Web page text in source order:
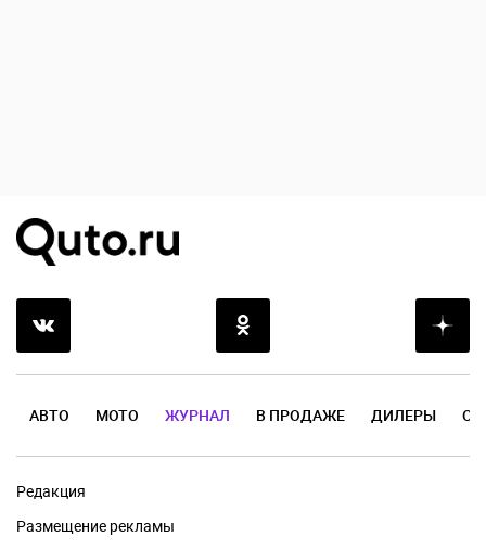
АВТО МОТО ЖУРНАЛ В ПРОДАЖЕ ДИЛЕРЫ
Редакция
Размещение рекламы